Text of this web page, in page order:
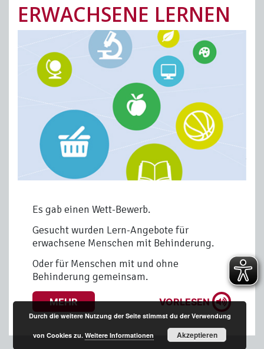
ERWACHSENE LERNEN
Es gab einen Wett-Bewerb.
Gesucht wurden Lern-Angebote für
erwachsene Menschen mit Behinderung.
Oder für Menschen mit und ohne
Behinderung gemeinsam.
MEHR VORLESEN
Durch die weitere Nutzung der Seite stimmst du der Verwendung
von Cookies zu.Weitere Informationen Akzeptieren